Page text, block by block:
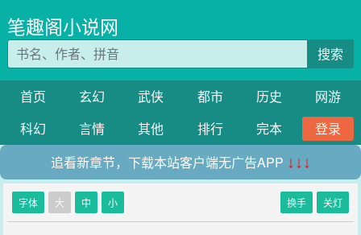
笔趣阁小说网
搜索
首页 玄幻 武侠 都市 历史
网游
科幻
言情 其他 排行 完本
登录
追看新章节，下载本站客户端无广告APP ↓↓↓
字体 大 中 小 换手 关灯